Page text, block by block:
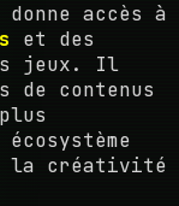
accès à
et des
jeux. Il
de contenus
la créativité